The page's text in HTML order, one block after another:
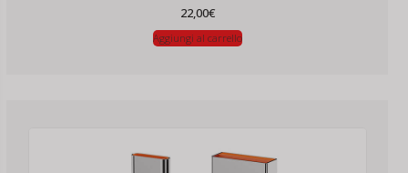
22,00€
Aggiungi al carrello